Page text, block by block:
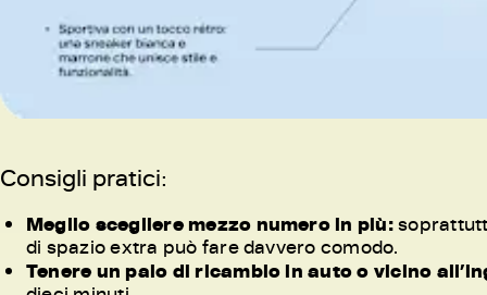
Consigli pratici:
Meglio scegliere mezzo numero in più:
di spazio extra può fare davvero comodo.
Tenere un paio di ricambio in auto o vicino